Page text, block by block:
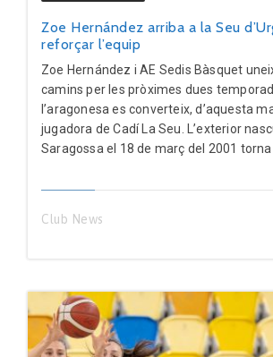
Zoe Hernández arriba a la Seu
reforçar l’equip
Zoe Hernández i AE Sedis Bàsquet
camins per les pròximes dues
l’aragonesa es converteix, d’aquesta
jugadora de Cadí La Seu. L’exterior
Saragossa el 18 de març del 2001 torna
Club News